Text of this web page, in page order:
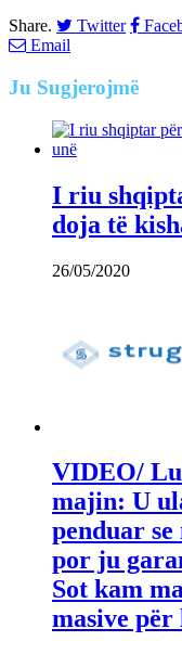
Share.
Twitter
Email
Ju Sugjerojmë
I riu
doja të
26/05/2020
VIDEO/
majin: U
penduar se
por ju
Sot kam
masive për